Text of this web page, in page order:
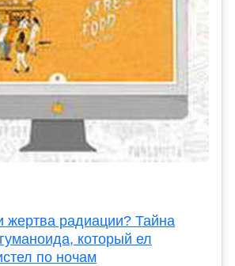
радиации? Тайна
который ел
по ночам